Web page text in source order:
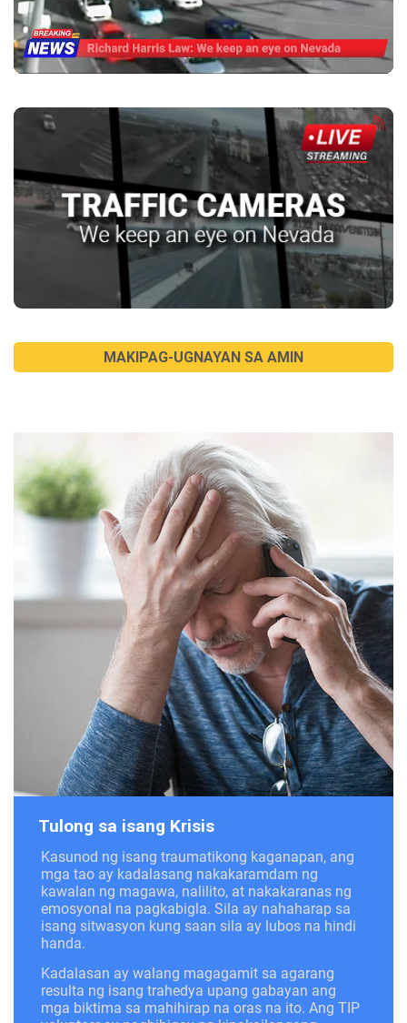
MAKIPAG-UGNAYAN SA AMIN
Tulong sa isang Krisis
Kasunod ng isang traumatikong kaganapan, ang
mga tao ay kadalasang nakakaramdam ng
kawalan ng magawa, nalilito, at nakakaranas ng
emosyonal na pagkabigla. Sila ay nahaharap sa
isang sitwasyon kung saan sila ay lubos na hindi
handa.
Kadalasan ay walang magagamit sa agarang
resulta ng isang trahedya upang gabayan ang
mga biktima sa mahihirap na oras na ito. Ang TIP